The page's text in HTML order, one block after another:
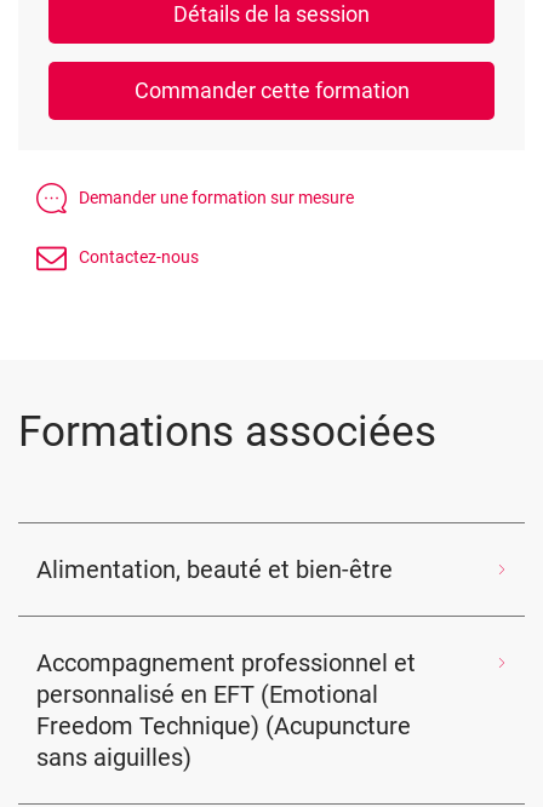
Formations associées
Alimentation, beauté et bien-être
Accompagnement professionnel et
personnalisé en EFT (Emotional
Freedom Technique) (Acupuncture
sans aiguilles)